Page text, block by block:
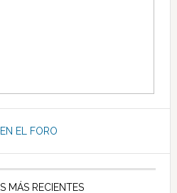
EL FORO
MÁS RECIENTES